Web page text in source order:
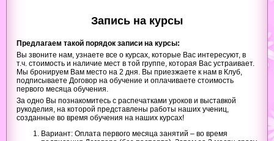
Запись на курсы
Предлагаем такой порядок записи на курсы:
Вы звоните нам, узнаете все о курсах, которые Вас интересуют, в
т.ч. стоимость и наличие мест в той группе, которая Вас устраивает.
Мы бронируем Вам место на 2 дня. Вы приезжаете к нам в Клуб,
подписываете Договор на обучение и оплачиваете стоимость
первого месяца обучения.
За одно Вы познакомитесь с распечатками уроков и выставкой
рукоделия, на которой представлены работы наших учениц,
созданные во время обучения на наших курсах!
Вариант: Оплата первого месяца занятий – во время